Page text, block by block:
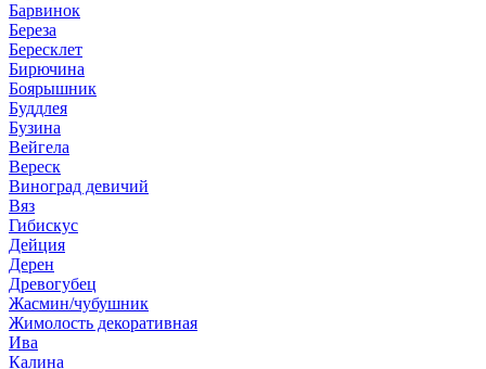
Барвинок
Береза
Бересклет
Бирючина
Боярышник
Буддлея
Бузина
Вейгела
Вереск
Виноград девичий
Вяз
Гибискус
Дейция
Дерен
Древогубец
Жасмин/чубушник
Жимолость декоративная
Ива
Калина